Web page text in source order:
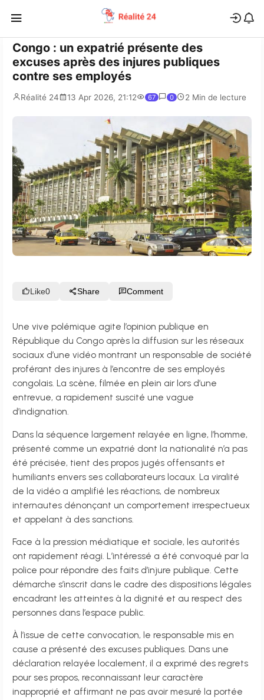
Congo : un expatrié présente des
excuses après des injures publiques
contre ses employés
Réalité 24 13 Apr 2026, 21:12 67 0 2 Min de lecture
Like0 Share Comment
Une vive polémique agite l’opinion publique en
République du Congo après la diffusion sur les réseaux
sociaux d’une vidéo montrant un responsable de société
proférant des injures à l’encontre de ses employés
congolais. La scène, filmée en plein air lors d’une
entrevue, a rapidement suscité une vague
d’indignation.
Dans la séquence largement relayée en ligne, l’homme,
présenté comme un expatrié dont la nationalité n’a pas
été précisée, tient des propos jugés offensants et
humiliants envers ses collaborateurs locaux. La viralité
de la vidéo a amplifié les réactions, de nombreux
internautes dénonçant un comportement irrespectueux
et appelant à des sanctions.
Face à la pression médiatique et sociale, les autorités
ont rapidement réagi. L’intéressé a été convoqué par la
police pour répondre des faits d’injure publique. Cette
démarche s’inscrit dans le cadre des dispositions légales
encadrant les atteintes à la dignité et au respect des
personnes dans l’espace public.
À l’issue de cette convocation, le responsable mis en
cause a présenté des excuses publiques. Dans une
déclaration relayée localement, il a exprimé des regrets
pour ses propos, reconnaissant leur caractère
inapproprié et affirmant ne pas avoir mesuré la portée